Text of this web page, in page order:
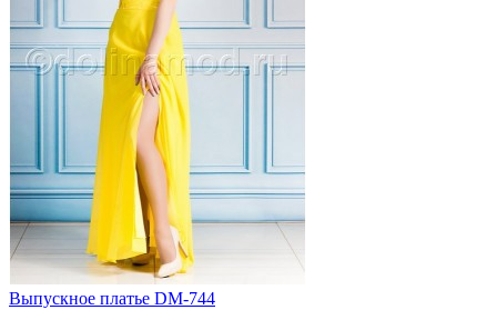
Выпускное платье DM-744